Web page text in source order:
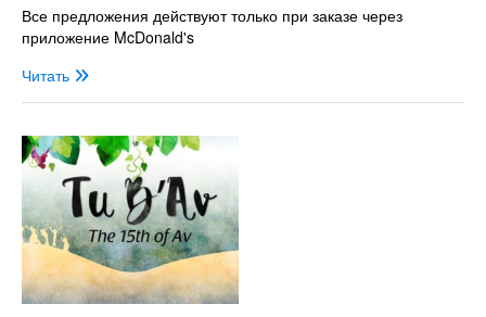
Все предложения действуют только при заказе через
приложение McDonald's
Читать